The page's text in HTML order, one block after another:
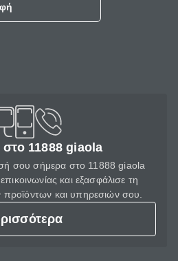
11888 giaola
σου σήμερα στο 11888 giaola
και εξασφάλισε τη
και υπηρεσιών σου.